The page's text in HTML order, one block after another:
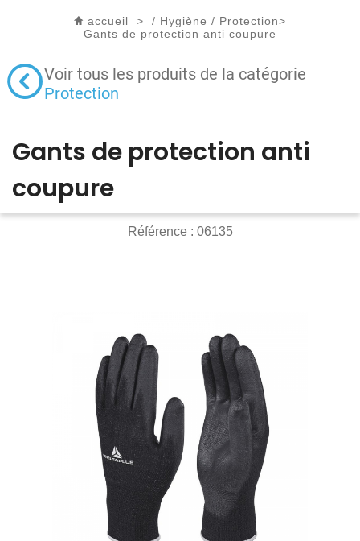
accueil > / Hygiène / Protection>
Gants de protection anti coupure
Voir tous les produits de la catégorie
Protection
Gants de protection anti
coupure
Référence : 06135